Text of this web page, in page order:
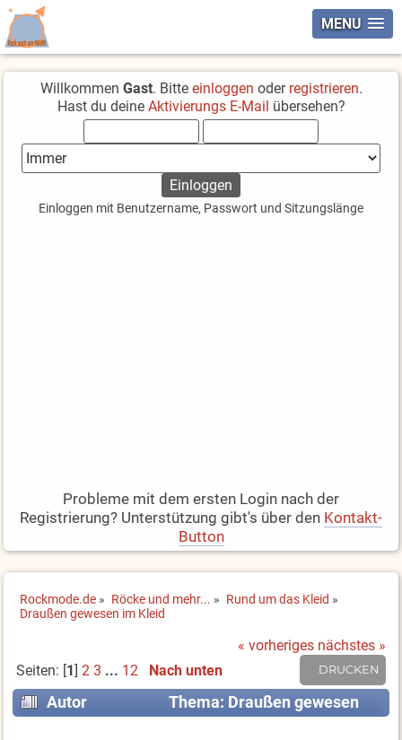
MENU
Willkommen Gast. Bitte einloggen oder registrieren.
Hast du deine Aktivierungs E-Mail übersehen?
Einloggen mit Benutzername, Passwort und Sitzungslänge
Probleme mit dem ersten Login nach der
Registrierung? Unterstützung gibt's über den Kontakt-
Button
Rockmode.de » Röcke und mehr... » Rund um das Kleid »
Draußen gewesen im Kleid
« vorheriges nächstes »
DRUCKEN
Seiten: [1] 2 3 ... 12 Nach unten
Autor
Thema: Draußen gewesen